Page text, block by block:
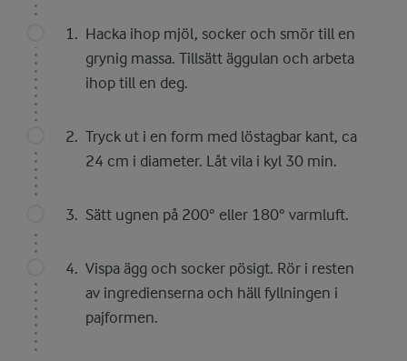
Hacka ihop mjöl, socker och smör till en
grynig massa. Tillsätt äggulan och arbeta
ihop till en deg.
Tryck ut i en form med löstagbar kant, ca
24 cm i diameter. Låt vila i kyl 30 min.
Sätt ugnen på 200° eller 180° varmluft.
Vispa ägg och socker pösigt. Rör i resten
av ingredienserna och häll fyllningen i
pajformen.